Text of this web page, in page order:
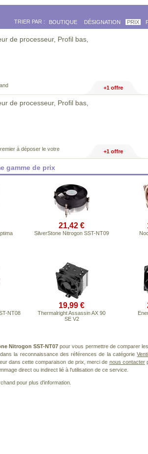
TRIER PAR : BOUTIQUE DÉSIGNATION PRIX
de processeur, Profil bas,
+1 offre
de processeur, Profil bas,
à déposer le votre
+1 offre
gamme de prix
21,42 €
SilverStone Nitrogon SST-NT09
NT08
19,99 €
Thermalright Assassin AX 90
SE V2
Nitrogon SST-NT07 pour vous permettre de comparer
la reconnaissance des références de la catégorie
dans cette comparaison de prix, merci de nous contacter
direct ou indirect lié à l'utilisation de ce service.
pour plus d'information.